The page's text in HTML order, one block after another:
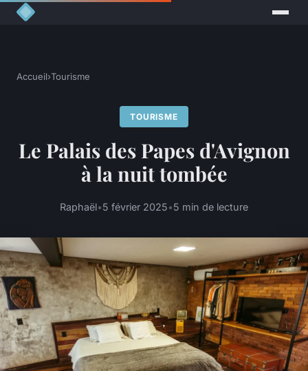
Accueil›Tourisme
TOURISME
Le Palais des Papes d'Avignon
à la nuit tombée
Raphaël•5 février 2025•5 min de lecture